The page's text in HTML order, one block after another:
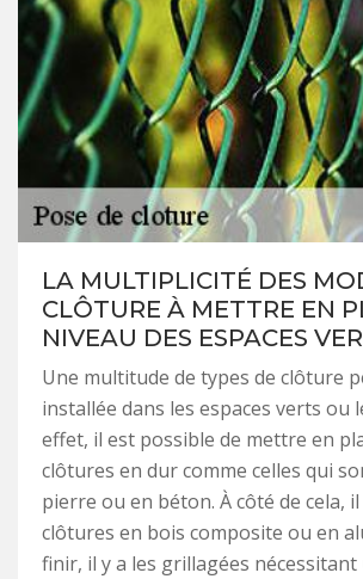
LA MULTIPLICITÉ DES
CLÔTURE À METTRE EN
NIVEAU DES ESPACES
Une multitude de types de clôture
installée dans les espaces verts ou
effet, il est possible de mettre en
clôtures en dur comme celles qui
pierre ou en béton. À côté de cela, il
clôtures en bois composite ou en
finir, il y a les grillagées